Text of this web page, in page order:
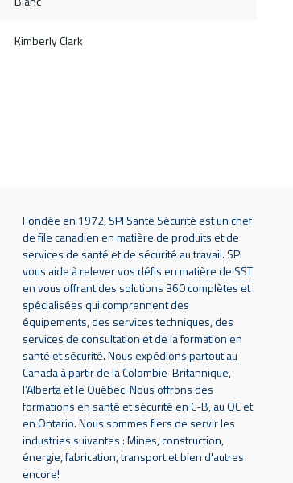
Kimberly Clark
Fondée en 1972, SPI Santé Sécurité est un chef
de file canadien en matière de produits et de
services de santé et de sécurité au travail. SPI
vous aide à relever vos défis en matière de SST
en vous offrant des solutions 360 complètes et
spécialisées qui comprennent des
équipements, des services techniques, des
services de consultation et de la formation en
santé et sécurité. Nous expédions partout au
Canada à partir de la Colombie-Britannique,
l’Alberta et le Québec. Nous offrons des
formations en santé et sécurité en C-B, au QC et
en Ontario. Nous sommes fiers de servir les
industries suivantes : Mines, construction,
énergie, fabrication, transport et bien d'autres
encore!